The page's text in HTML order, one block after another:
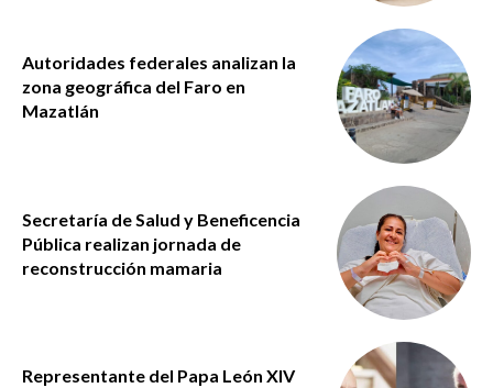
Autoridades federales analizan la
zona geográfica del Faro en
Mazatlán
Secretaría de Salud y Beneficencia
Pública realizan jornada de
reconstrucción mamaria
Representante del Papa León XIV